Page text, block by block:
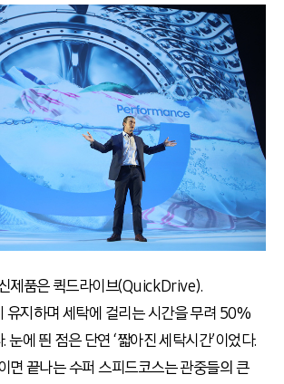
제품은 퀵드라이브(QuickDrive).
유지하며 세탁에 걸리는 시간을 무려 50%
눈에 띈 점은 단연 ‘짧아진 세탁시간’이었다.
면 끝나는 수퍼 스피드코스는 관중들의 큰